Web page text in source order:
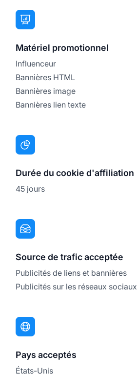
Matériel promotionnel
Influenceur
Bannières HTML
Bannières image
Bannières lien texte
Durée du cookie d'affiliation
45 jours
Source de trafic acceptée
Publicités de liens et bannières
Publicités sur les réseaux sociaux
Pays acceptés
États-Unis